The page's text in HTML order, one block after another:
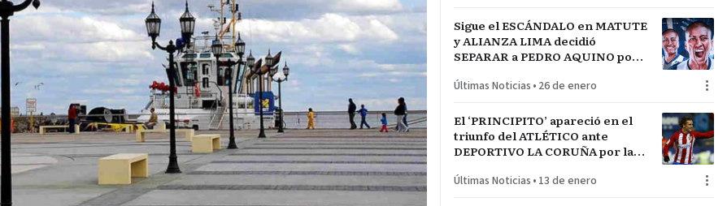
Sigue el ESCÁNDALO en MATUTE
y ALIANZA LIMA decidió
SEPARAR a PEDRO AQUINO por
MONTEVIDEO
Últimas Noticias • 26 de enero
El ‘PRINCIPITO’ apareció en el
triunfo del ATLÉTICO ante
DEPORTIVO LA CORUÑA por la
Últimas Noticias • 13 de enero